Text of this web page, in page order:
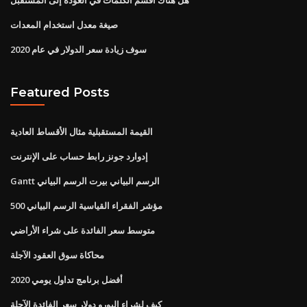
صيغة معدل استخدام المعدات
سوف زيادة سعر الدولار في عام 2020
Featured Posts
القيمة المستقبلية مثال الأقساط العادية
إدوارد جونز رابط حساب على الإنترنت
Gantt الرسم البياني بيرت الرسم البياني
500 مؤشر الفقراء القياسية الرسم البياني
متوسط ​​سعر الفائدة على شراء الأراضي
محاكاة سوق العقود الآجلة
أفضل برنامج تداول يومي 2020
كيف لشراء اليورو دولار سعر الفائدة الآجلة